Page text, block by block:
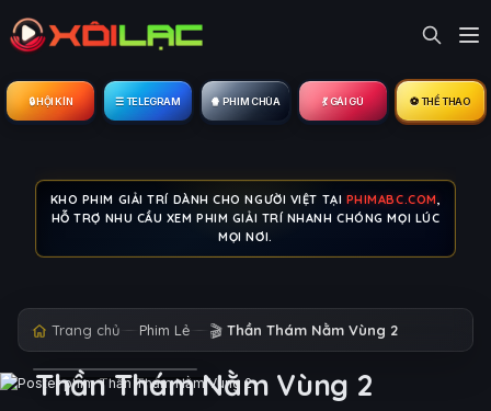
🔒︎ HỘI KÍN ☰ TELEGRAM 🍿 PHIM CHÙA 💃 GÁI GÚ ⚽ THỂ THAO
KHO PHIM GIẢI TRÍ DÀNH CHO NGƯỜI VIỆT TẠI PHIMABC.COM,
HỖ TRỢ NHU CẦU XEM PHIM GIẢI TRÍ NHANH CHÓNG MỌI LÚC
MỌI NƠI.
Trang chủ Phim Lẻ 🎬 Thần Thám Nằm Vùng 2
Thần Thám Nằm Vùng 2